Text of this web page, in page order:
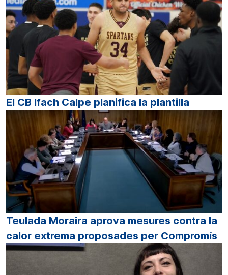
El CB Ifach Calpe planifica la plantilla
Teulada Moraira aprova mesures contra la
calor extrema proposades per Compromís